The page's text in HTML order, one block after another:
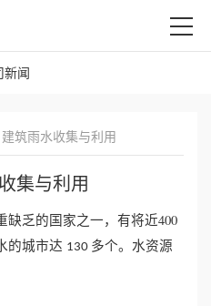
新闻
建筑雨水收集与利用
集与利用
乏的国家之一，有将近400
的城市达 130 多个。水资源